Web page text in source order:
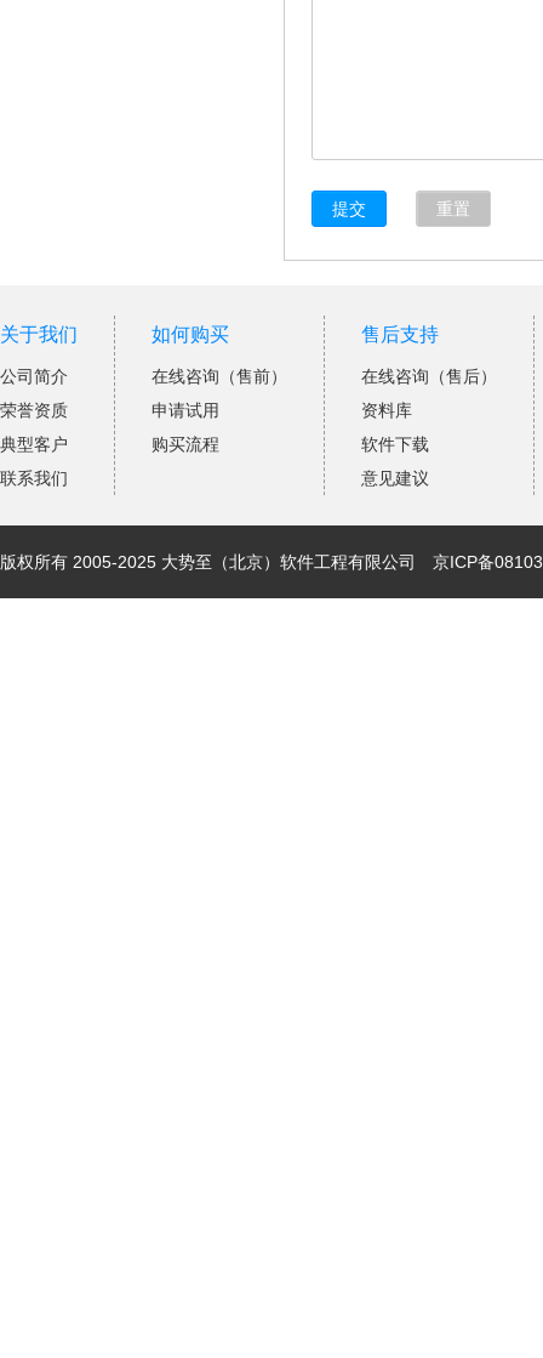
提交 重置
关于我们
公司简介
荣誉资质
典型客户
联系我们
如何购买
在线咨询（售前）
申请试用
购买流程
售后支持
在线咨询（售后）
资料库
软件下载
意见建议
版权所有 2005-2025 大势至（北京）软件工程有限公司 京ICP备